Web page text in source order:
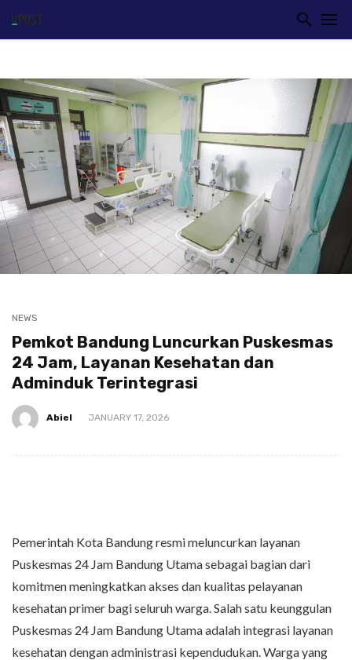
NEWS
Pemkot Bandung Luncurkan Puskesmas
24 Jam, Layanan Kesehatan dan
Adminduk Terintegrasi
Abiel JANUARY 17, 2026
Pemerintah Kota Bandung resmi meluncurkan layanan
Puskesmas 24 Jam Bandung Utama sebagai bagian dari
komitmen meningkatkan akses dan kualitas pelayanan
kesehatan primer bagi seluruh warga. Salah satu keunggulan
Puskesmas 24 Jam Bandung Utama adalah integrasi layanan
kesehatan dengan administrasi kependudukan. Warga yang